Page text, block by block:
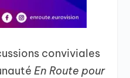
conviviales
En Route pour